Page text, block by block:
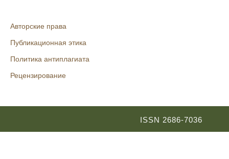
Авторские права
Публикационная этика
Политика антиплагиата
Рецензирование
ISSN 2686-7036